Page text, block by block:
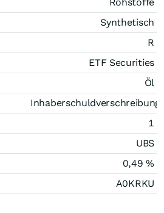
Synthetisch
R
ETF Securities
Öl
Inhaberschuldverschreibung
1
UBS
0,49 %
A0KRKU